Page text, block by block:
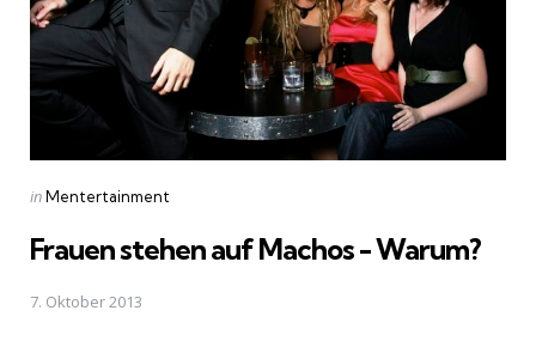
Posted
inMentertainment
Frauen stehen auf Machos - Warum?
7. Oktober 2013